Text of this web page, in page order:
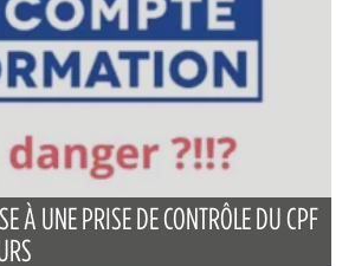
À UNE PRISE DE CONTRÔLE DU CPF